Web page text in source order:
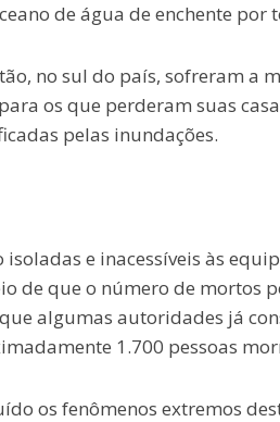
de água de enchente por
no sul do país, sofreram a
os que perderam suas
pelas inundações.
isoladas e inacessíveis às
de que o número de mortos
algumas autoridades já
1.700 pessoas
os fenômenos extremos